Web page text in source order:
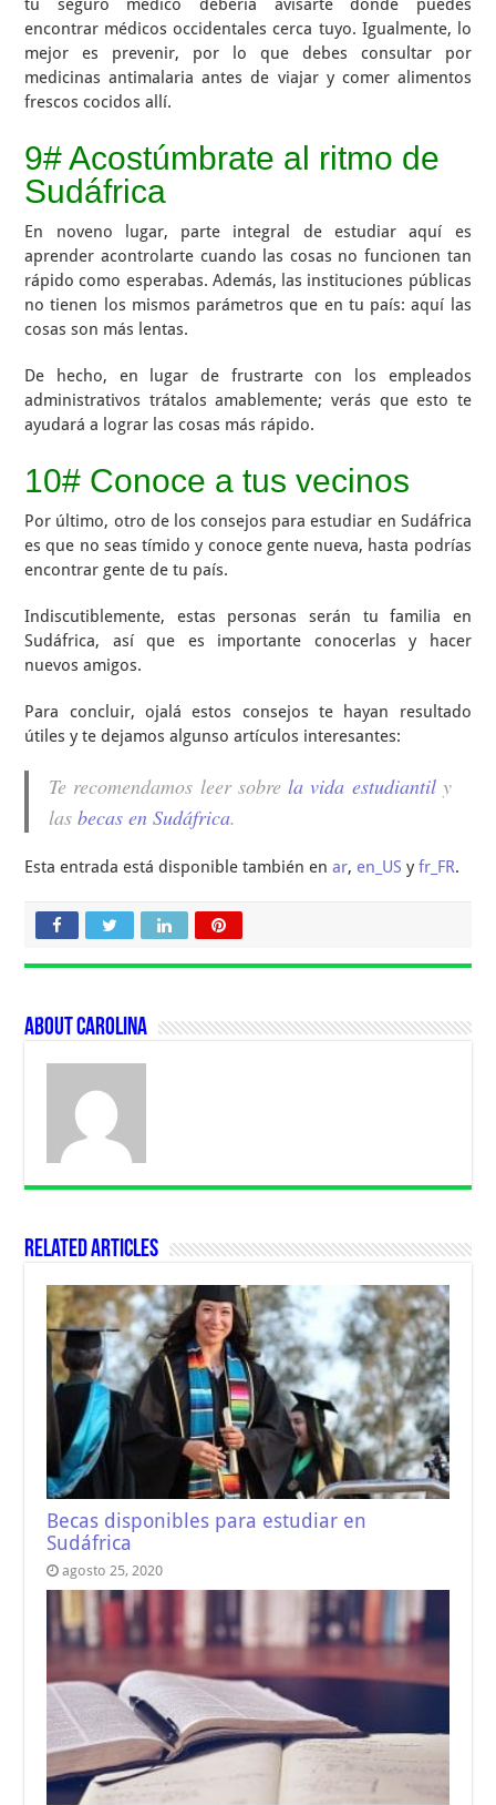
tu seguro médico debería avisarte dónde puedes
encontrar médicos occidentales cerca tuyo. Igualmente, lo
mejor es prevenir, por lo que debes consultar por
medicinas antimalaria antes de viajar y comer alimentos
frescos cocidos allí.
9# Acostúmbrate al ritmo de
Sudáfrica
En noveno lugar, parte integral de estudiar aquí es
aprender acontrolarte cuando las cosas no funcionen tan
rápido como esperabas. Además, las instituciones públicas
no tienen los mismos parámetros que en tu país: aquí las
cosas son más lentas.
De hecho, en lugar de frustrarte con los empleados
administrativos trátalos amablemente; verás que esto te
ayudará a lograr las cosas más rápido.
10# Conoce a tus vecinos
Por último, otro de los consejos para estudiar en Sudáfrica
es que no seas tímido y conoce gente nueva, hasta podrías
encontrar gente de tu país.
Indiscutiblemente, estas personas serán tu familia en
Sudáfrica, así que es importante conocerlas y hacer
nuevos amigos.
Para concluir, ojalá estos consejos te hayan resultado
útiles y te dejamos algunso artículos interesantes:
Te recomendamos leer sobrela vida estudiantily
lasbecas en Sudáfrica.
Esta entrada está disponible también enar, en_US yfr_FR.
About Carolina
Related Articles
Becas disponibles para estudiar en
Sudáfrica
agosto 25, 2020